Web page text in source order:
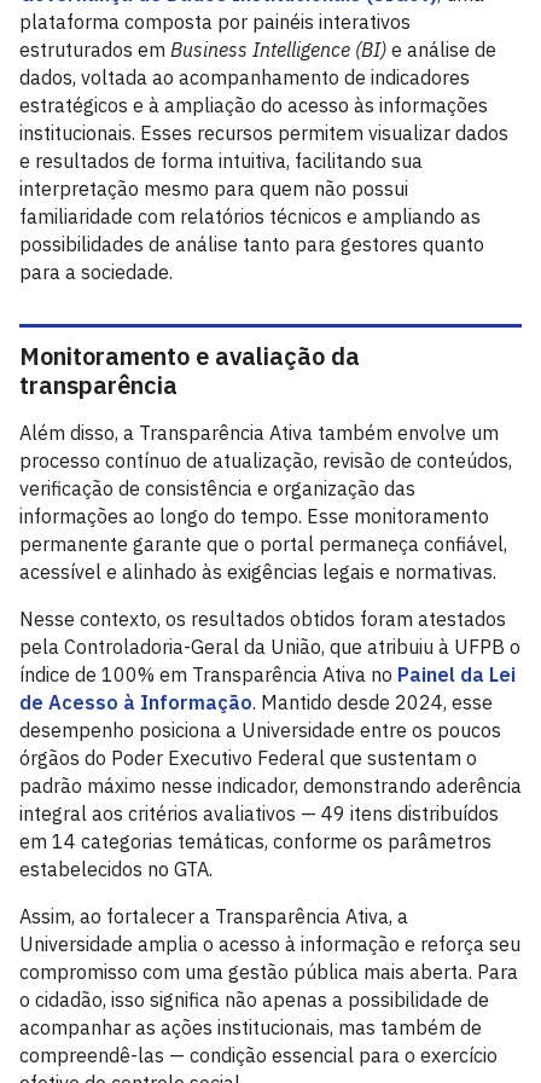
plataforma composta por painéis interativos
estruturados em Business Intelligence (BI) e análise de
dados, voltada ao acompanhamento de indicadores
estratégicos e à ampliação do acesso às informações
institucionais. Esses recursos permitem visualizar dados
e resultados de forma intuitiva, facilitando sua
interpretação mesmo para quem não possui
familiaridade com relatórios técnicos e ampliando as
possibilidades de análise tanto para gestores quanto
para a sociedade.
Monitoramento e avaliação da
transparência
Além disso, a Transparência Ativa também envolve um
processo contínuo de atualização, revisão de conteúdos,
verificação de consistência e organização das
informações ao longo do tempo. Esse monitoramento
permanente garante que o portal permaneça confiável,
acessível e alinhado às exigências legais e normativas.
Nesse contexto, os resultados obtidos foram atestados
pela Controladoria-Geral da União, que atribuiu à UFPB o
índice de 100% em Transparência Ativa no Painel da Lei
de Acesso à Informação. Mantido desde 2024, esse
desempenho posiciona a Universidade entre os poucos
órgãos do Poder Executivo Federal que sustentam o
padrão máximo nesse indicador, demonstrando aderência
integral aos critérios avaliativos — 49 itens distribuídos
em 14 categorias temáticas, conforme os parâmetros
estabelecidos no GTA.
Assim, ao fortalecer a Transparência Ativa, a
Universidade amplia o acesso à informação e reforça seu
compromisso com uma gestão pública mais aberta. Para
o cidadão, isso significa não apenas a possibilidade de
acompanhar as ações institucionais, mas também de
compreendê-las — condição essencial para o exercício